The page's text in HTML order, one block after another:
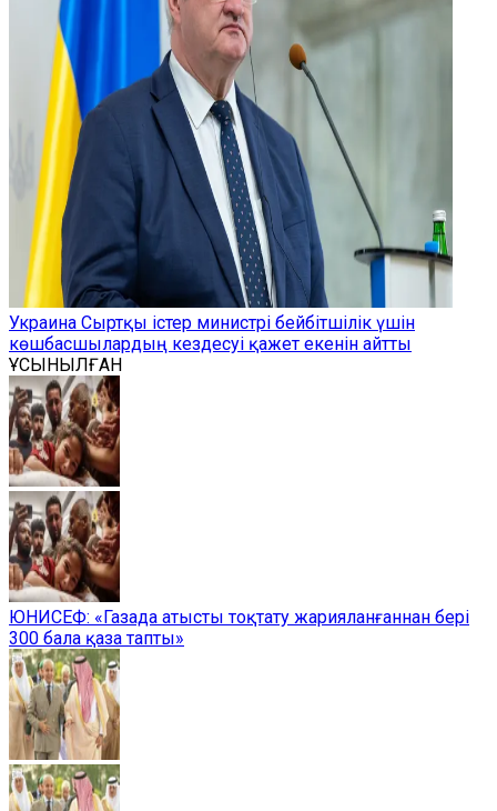
Украина Сыртқы істер министрі бейбітшілік үшін
көшбасшылардың кездесуі қажет екенін айтты
ҰСЫНЫЛҒАН
ЮНИСЕФ: «Газада атысты тоқтату жарияланғаннан бері
300 бала қаза тапты»